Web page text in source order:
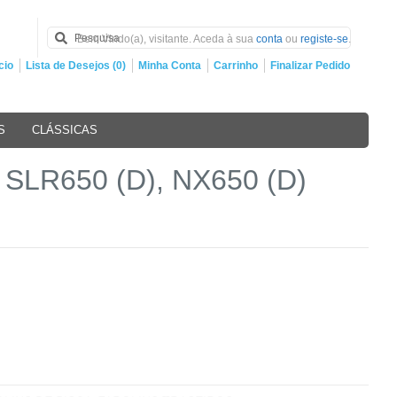
Bem Vindo(a), visitante. Aceda à sua conta ou registe-se.
Lista de Desejos (0) Minha Conta Carrinho Finalizar Pedido
CLÁSSICAS
(D), NX650 (D)